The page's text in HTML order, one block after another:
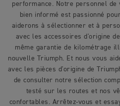
performance. Notre personnel
bien informé est passionné
aiderons à sélectionner et à
avec les accessoires d'origine
même garantie de kilométrage
nouvelle Triumph. Et nous vous
avec les pièces d'origine de
de consulter notre sélection
testé sur les routes et nos
confortables. Arrêtez-vous et